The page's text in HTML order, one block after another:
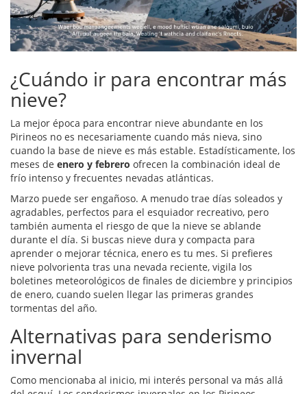
¿Cuándo ir para encontrar más
nieve?
La mejor época para encontrar nieve abundante en los
Pirineos no es necesariamente cuando más nieva, sino
cuando la base de nieve es más estable. Estadísticamente, los
meses de enero y febrero ofrecen la combinación ideal de
frío intenso y frecuentes nevadas atlánticas.
Marzo puede ser engañoso. A menudo trae días soleados y
agradables, perfectos para el esquiador recreativo, pero
también aumenta el riesgo de que la nieve se ablande
durante el día. Si buscas nieve dura y compacta para
aprender o mejorar técnica, enero es tu mes. Si prefieres
nieve polvorienta tras una nevada reciente, vigila los
boletines meteorológicos de finales de diciembre y principios
de enero, cuando suelen llegar las primeras grandes
tormentas del año.
Alternativas para senderismo
invernal
Como mencionaba al inicio, mi interés personal va más allá